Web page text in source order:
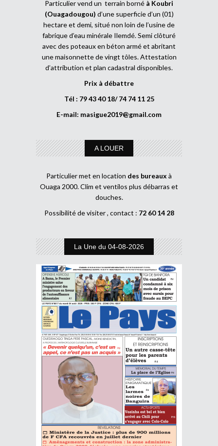
Particulier vend un terrain borné à Koubri
(Ouagadougou) d’une superficie d’un (01)
hectare et demi, situé non loin de l’usine de
fabrique d’eau minérale Ilemdé. Semi clôturé
avec des poteaux en béton armé et abritant
une maisonnette de vingt tôles. Attestation
d’attribution et plan cadastral disponibles.
Prix à débattre
Tél : 79 43 40 18/ 74 74 11 25
E-mail: masigue2019@gmail.com
A LOUER
Particulier met en location des bureaux à
Ouaga 2000. Clim et ventilos plus débarras et
douches.
Possibilité de visiter , contact : 72 60 14 28
La Une du 04-08-2026